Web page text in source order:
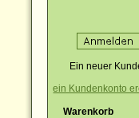
Ein neuer
ein Kundenkonto
Warenkorb